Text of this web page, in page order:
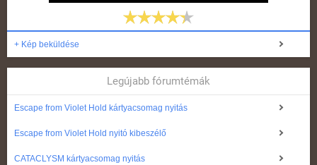
+ Kép beküldése
Legújabb fórumtémák
Escape from Violet Hold kártyacsomag nyitás
Escape from Violet Hold nyitó kibeszélő
CATACLYSM kártyacsomag nyitás